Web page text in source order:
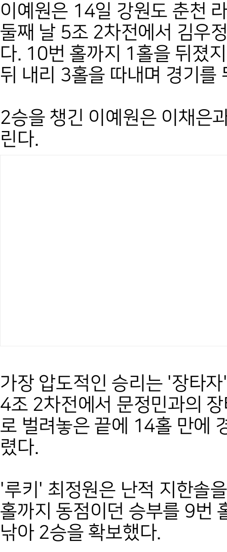
이예원은 14일 강원도 춘천
둘째 날 5조 2차전에서 김우
다. 10번 홀까지 1홀을 뒤졌
뒤 내리 3홀을 따내며 경기를
2승을 챙긴 이예원은 이채은
린다.
가장 압도적인 승리는 '장타
4조 2차전에서 문정민과의
로 벌려놓은 끝에 14홀 만에
렸다.
'루키' 최정원은 난적 지한솔
홀까지 동점이던 승부를 9번
낚아 2승을 확보했다.